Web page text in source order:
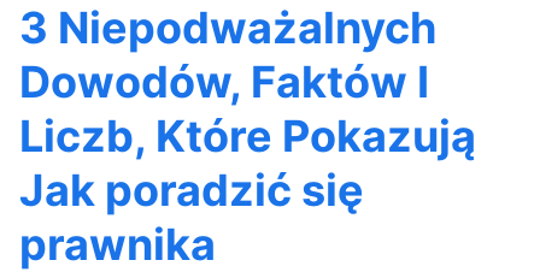
3 Niepodważalnych
Dowodów, Faktów I
Liczb, Które Pokazują
Jak poradzić się
prawnika